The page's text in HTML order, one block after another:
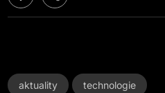
aktuality technologie